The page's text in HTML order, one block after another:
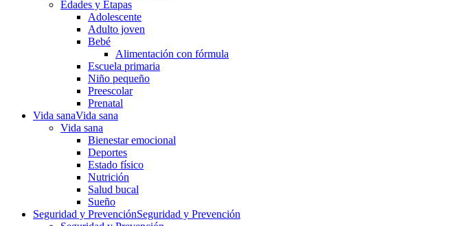
Edades y Etapas
Adolescente
Adulto joven
Bebé
Alimentación con fórmula
Escuela primaria
Niño pequeño
Preescolar
Prenatal
Vida sanaVida sana
Vida sana
Bienestar emocional
Deportes
Estado físico
Nutrición
Salud bucal
Sueño
Seguridad y PrevenciónSeguridad y Prevención